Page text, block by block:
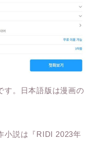
す。日本語版は漫画の
小説は『RIDI 2023年